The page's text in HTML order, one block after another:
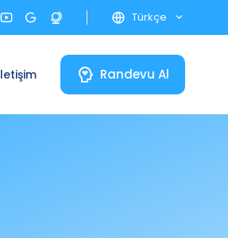
Türkçe
Randevu Al